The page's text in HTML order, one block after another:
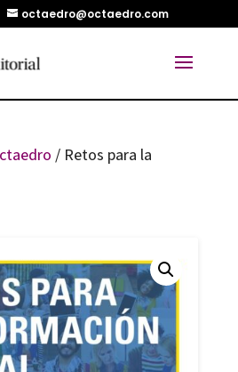
octaedro@octaedro.com
/ Retos para la